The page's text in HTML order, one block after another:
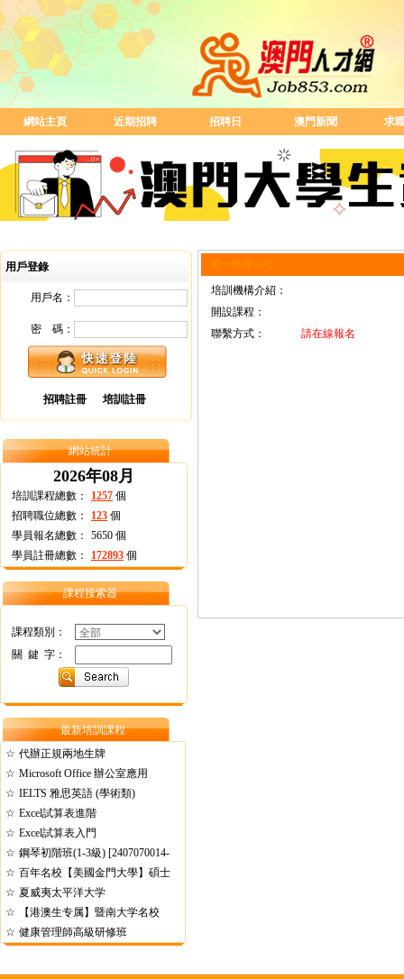
網站主頁 近期招聘 招聘日 澳門新聞 求
用戶登錄
用戶名：
密 碼：
招聘註冊 培訓註冊
網站統計
2026年08月
培訓課程總數： 1257 個
招聘職位總數：
123 個
學員報名總數：
5650 個
學員註冊總數：
172893 個
課程搜索器
課程類別：
關 鍵 字：
最新培訓課程
☆ 代辦正規兩地生牌
☆ Microsoft Office 辦公室應用
☆ IELTS 雅思英語 (學術類)
☆ Excel試算表進階
☆ Excel試算表入門
☆ 鋼琴初階班(1-3級) [2407070014-
6]
☆ 百年名校【美國金門大學】碩士
☆ 夏威夷太平洋大学
☆
【港澳生专属】暨南大学名校
☆ 健康管理師高級研修班
培訓機構介紹：
開設課程：
聯繫方式：
請在線報名